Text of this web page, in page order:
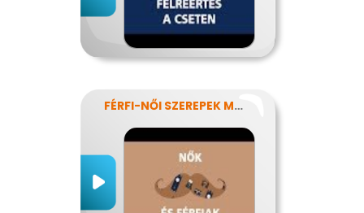
FÉRFI-NŐI SZEREPEK MODERN SZEMMEL